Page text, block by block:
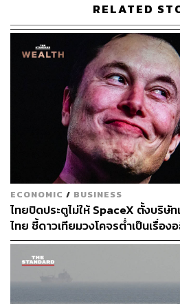
อาการป่วยอ่อนๆ
แพทย์ประจำตัวทรัมป์รายงา
ล้า แต่ยังมีกำลังใจดี ขณะที่ทั้ง
อาการไอเล็กน้อยและปวดศีรษ
ทรัมป์ได้รับยาแอนติบอดี้ที่ยัง
ของบริษัท Regeneron พร้อม
และวิตามินดี, ยาลดกรด และ
ให้นอนหลับ รวมถึงยาแอสไพ
ทรัมป์ตัดสินใจขึ้นเฮลิคอปเตอ
ศูนย์การแพทย์ทหารแห่งชาติ
วอชิงตัน ดี.ซี. โดยเจ้าหน้าที่ท
อยู่ที่นั่น 2-3 วัน
ทรัมป์โพสต์คลิปวิดีโอทางทวิต
คิดว่าผมทำได้ดีมาก แต่เราต้
จะออกมาดี”
ที่โรงพยาบาล ทรัมป์ได้รับยาต้า
RELATED
ECONOMIC / BUSINESS
ไทยปิดประตูไม่ให้ SpaceX ตั้งบริษั
ไทย ชี้ดาวเทียมวงโคจรต่ำเป็นเรื่อ
ในโต๊ะเจรจาการค้า